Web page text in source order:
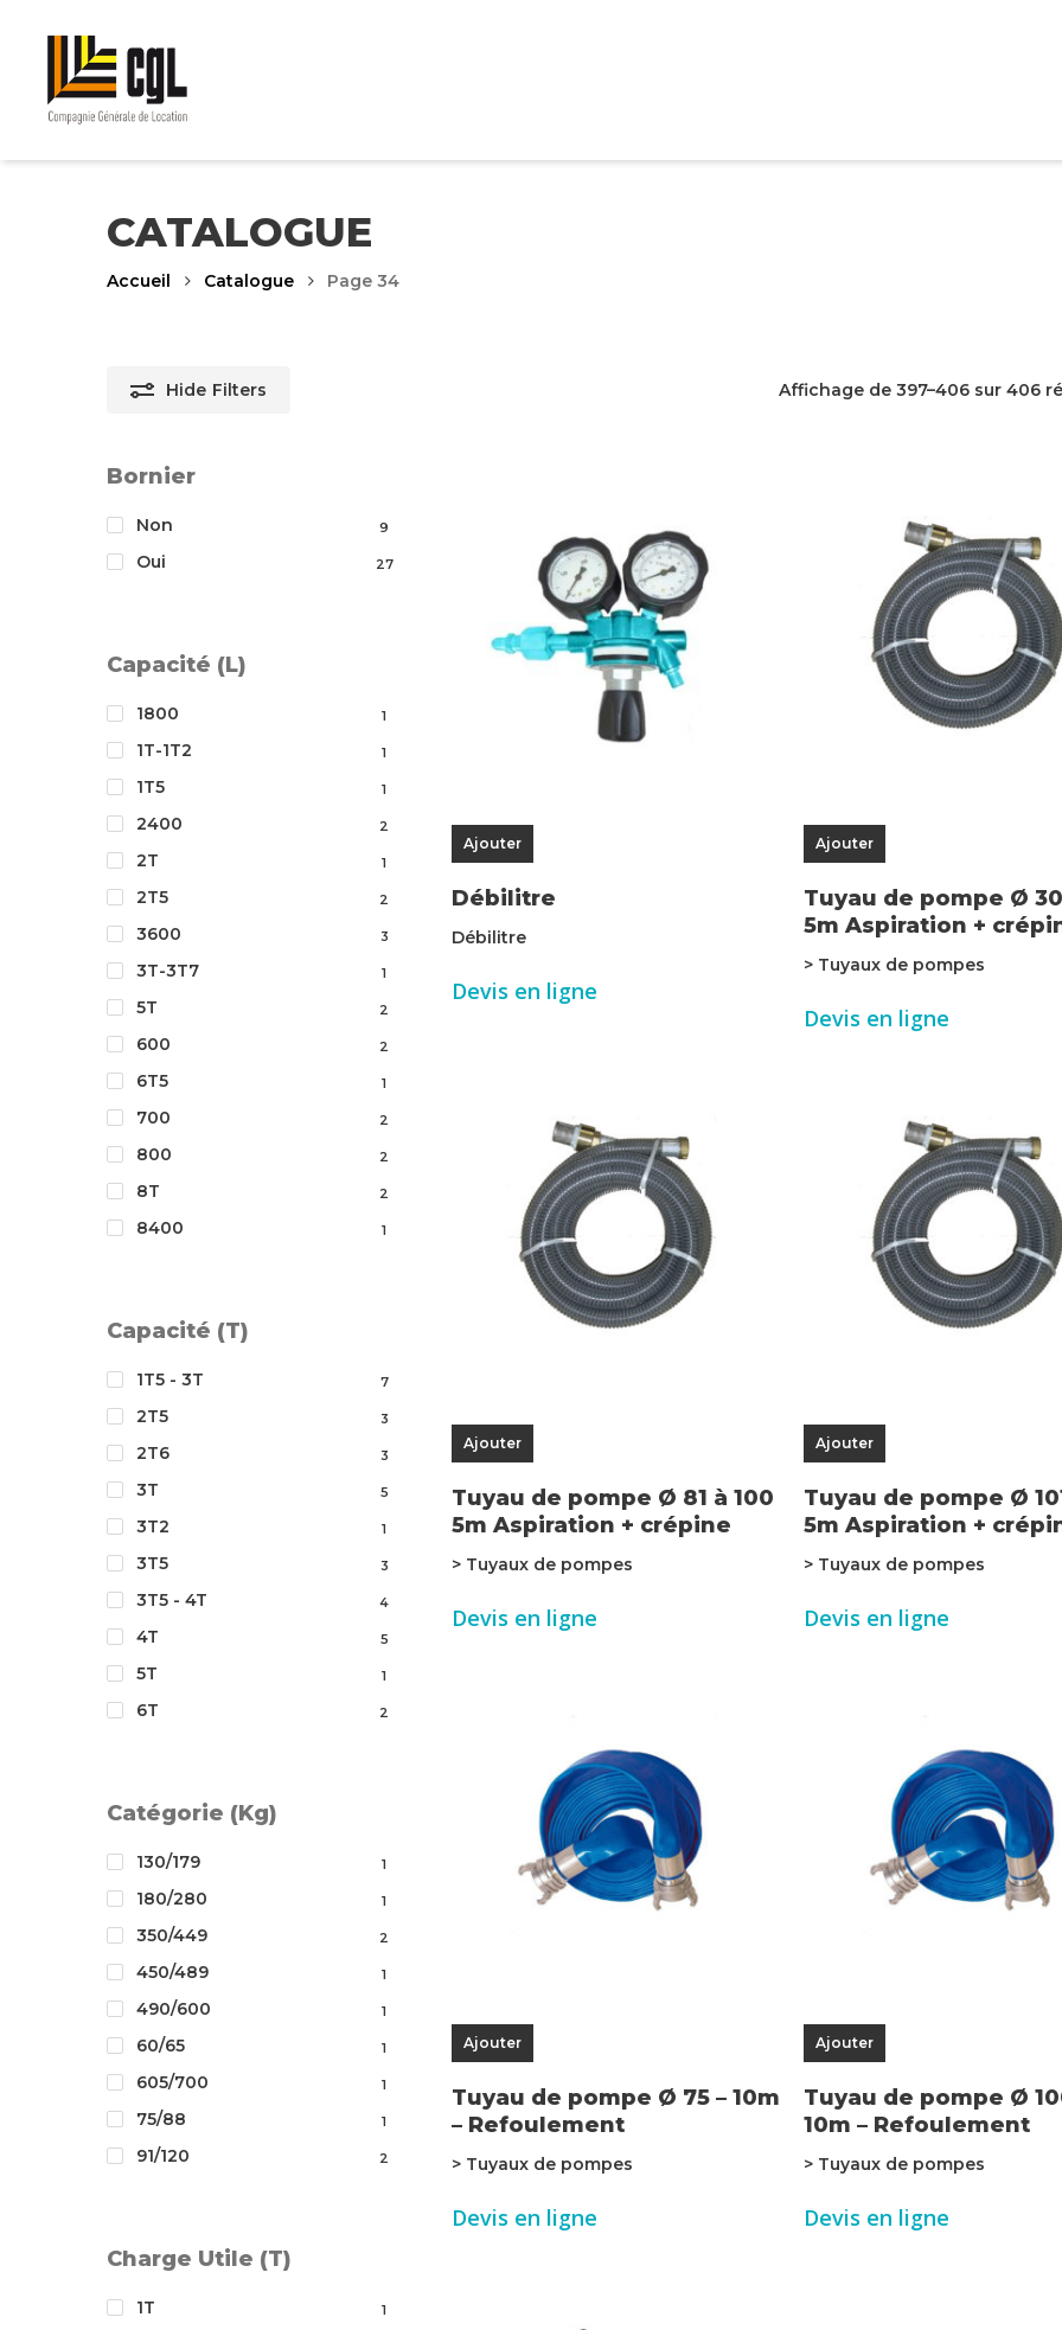
content
CATALOGUE
Accueil Catalogue Page 34
Hide Filters Affichage de 397–406 sur 406
Bornier
Non 9
Oui 27
Capacité (L)
1800 1
1T-1T2 1
1T5 1
2400 2
2T 1
2T5 2
3600 3
3T-3T7 1
5T 2
600 2
6T5 1
700 2
800 2
8T 2
8400 1
Capacité (T)
1T5 - 3T 7
2T5 3
2T6 3
3T 5
3T2 1
3T5 3
3T5 - 4T 4
4T 5
5T 1
6T 2
Catégorie (Kg)
130/179 1
180/280 1
350/449 2
450/489 1
490/600 1
60/65 1
605/700 1
75/88 1
91/120 2
Charge Utile (T)
1T 1
Ajouter
Débilitre
Débilitre
Devis en ligne
Ajouter
Tuyau de pompe Ø
5m Aspiration +
> Tuyaux de pompes
Devis en ligne
Ajouter
Tuyau de pompe Ø 81 à 100
5m Aspiration + crépine
> Tuyaux de pompes
Devis en ligne
Ajouter
Tuyau de pompe Ø
5m Aspiration +
> Tuyaux de pompes
Devis en ligne
Ajouter
Tuyau de pompe Ø 75 – 10m
– Refoulement
> Tuyaux de pompes
Devis en ligne
Ajouter
Tuyau de pompe Ø
10m – Refoulement
> Tuyaux de pompes
Devis en ligne